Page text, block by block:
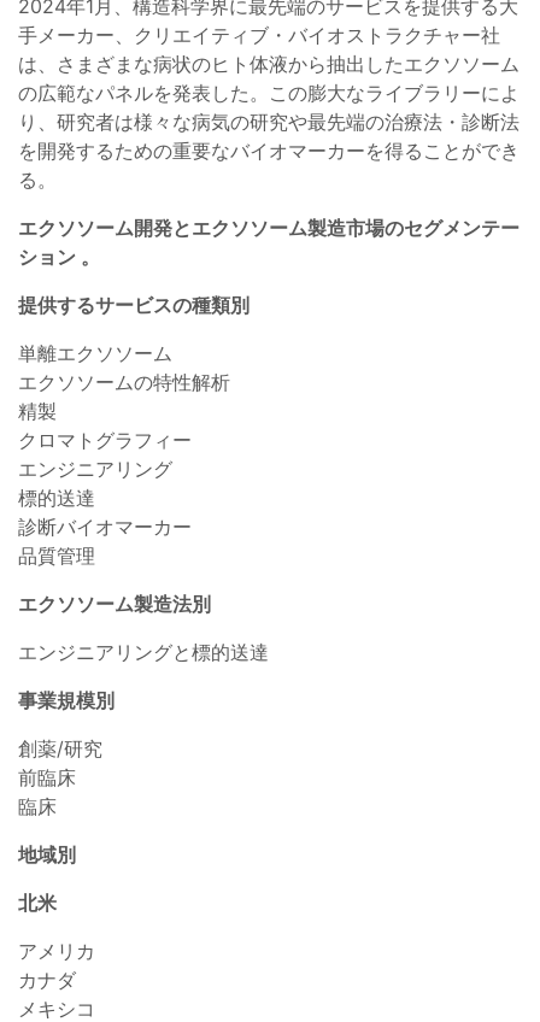
2024年1月、構造科学界に最先端のサービスを提供する大
手メーカー、クリエイティブ・バイオストラクチャー社
は、さまざまな病状のヒト体液から抽出したエクソソーム
の広範なパネルを発表した。この膨大なライブラリーによ
り、研究者は様々な病気の研究や最先端の治療法・診断法
を開発するための重要なバイオマーカーを得ることができ
る。
エクソソーム開発とエクソソーム製造市場のセグメンテー
ション 。
提供するサービスの種類別
単離エクソソーム
エクソソームの特性解析
精製
クロマトグラフィー
エンジニアリング
標的送達
診断バイオマーカー
品質管理
エクソソーム製造法別
エンジニアリングと標的送達
事業規模別
創薬/研究
前臨床
臨床
地域別
北米
アメリカ
カナダ
メキシコ